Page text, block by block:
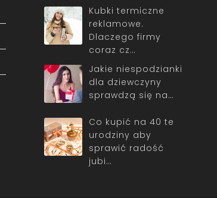
Kubki termiczne
reklamowe.
Dlaczego firmy
coraz cz…
Jakie niespodzianki
dla dziewczyny
sprawdzą się na…
Co kupić na 40 te
urodziny aby
sprawić radość
jubi…